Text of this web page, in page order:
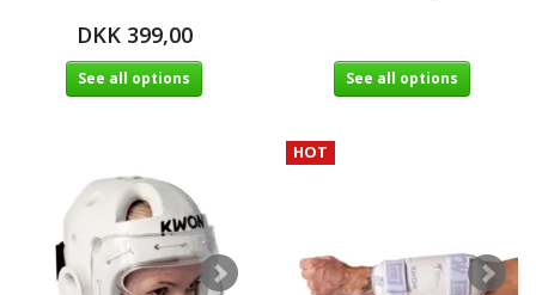
DKK 399,00
See all options See all options
HOT